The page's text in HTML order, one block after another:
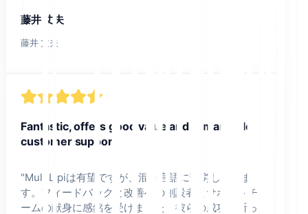
藤井 丈夫
藤井 丈夫
Fantastic, offers good value and remarkable
customer support.
"MultiLipiは有望ですが、混合言語に苦労していま
す。フィードバックと改善への創設者とサポートチ
ームの献身に感銘を受けました。彼らの成功を祈っ